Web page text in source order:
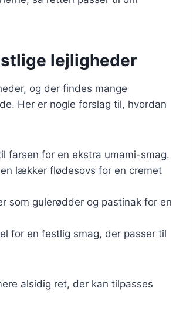
lejligheder
og der findes mange
Her er nogle forslag til, hvordan
farsen for en ekstra umami-smag.
lækker flødesovs for en cremet
som gulerødder og pastinak for en
for en festlig smag, der passer til
alsidig ret, der kan tilpasses